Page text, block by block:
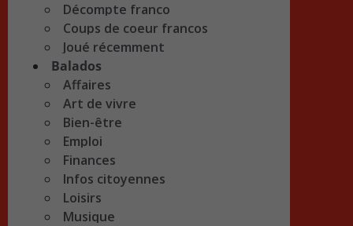
Décompte franco
Coups de coeur francos
Joué récemment
Balados
Affaires
Art de vivre
Bien-être
Emploi
Finances
Infos citoyennes
Loisirs
Musique